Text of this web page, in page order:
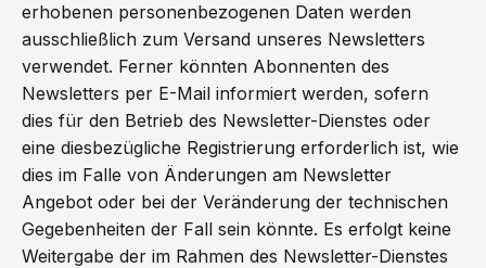
erhobenen personenbezogenen Daten werden
ausschließlich zum Versand unseres Newsletters
verwendet. Ferner könnten Abonnenten des
Newsletters per E-Mail informiert werden, sofern
dies für den Betrieb des Newsletter-Dienstes oder
eine diesbezügliche Registrierung erforderlich ist, wie
dies im Falle von Änderungen am Newsletter
Angebot oder bei der Veränderung der technischen
Gegebenheiten der Fall sein könnte. Es erfolgt keine
Weitergabe der im Rahmen des Newsletter-Dienstes